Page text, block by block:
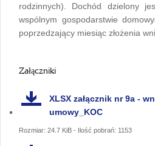
rodzinnych). Dochód dzielony
wspólnym gospodarstwie
poprzedzający miesiąc złożenia
Załączniki
XLSX załącznik nr 9a -
umowy_KOC
Rozmiar: 24.7 KiB - Ilość pobrań: 1153